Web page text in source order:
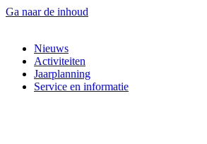
Ga naar de inhoud
Nieuws
Activiteiten
Jaarplanning
Service en informatie